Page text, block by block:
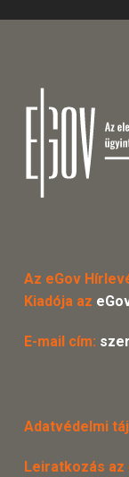
Az eGov
Kiadója az
E-mail cím:
Adatvédelmi
Leiratkozás az